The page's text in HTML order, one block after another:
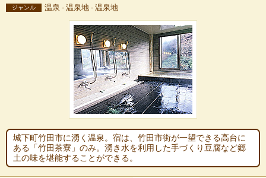
ジャンル 温泉 - 温泉地 - 温泉地
城下町竹田市に湧く温泉。宿は、竹田市街が一望できる高台に
ある「竹田茶寮」のみ。湧き水を利用した手づくり豆腐など郷
土の味を堪能することができる。